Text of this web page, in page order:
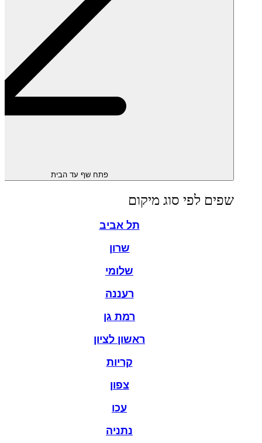
פתח שף עד הבית
שפים לפי סוג מיקום
תל אביב
שרון
שלומי
רעננה
רמת גן
ראשון לציון
קריות
צפון
עכו
נתניה